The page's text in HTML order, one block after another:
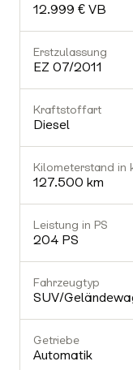
12.999 € VB
Erstzulassung
EZ 07/2011
Kraftstoffart
Diesel
Kilometerstand in
127.500 km
Leistung in PS
204 PS
Fahrzeugtyp
SUV/
Getriebe
Automatik